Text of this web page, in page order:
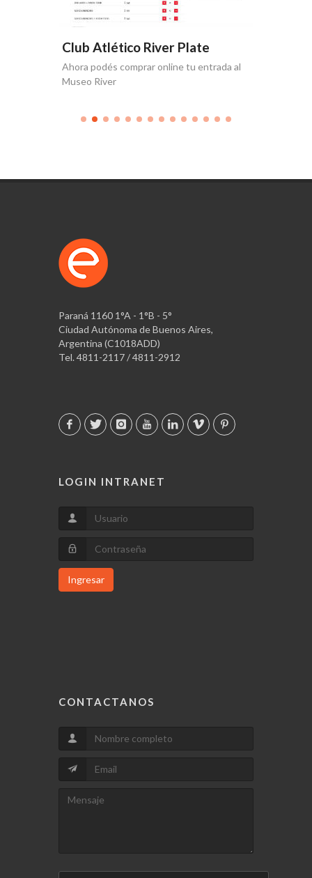
Club Atlético River Plate
Ahora podés comprar online tu entrada al
Museo River
Paraná 1160 1°A - 1°B - 5°
Ciudad Autónoma de Buenos Aires,
Argentina (C1018ADD)
Tel. 4811-2117 / 4811-2912
LOGIN INTRANET
Ingresar
CONTACTANOS